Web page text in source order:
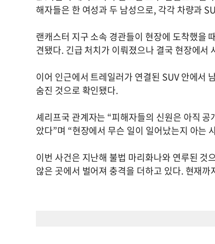
해자들은 한 여성과 두 남성으로, 각각 차량과
랜캐스터 지구 소속 경관들이 현장에 도착했을
견됐다. 긴급 처치가 이뤄졌으나 결국 현장에서
이어 인근에서 트레일러가 연결된 SUV 안에서
숨진 것으로 확인됐다.
셰리프국 관계자는 “피해자들의 신원은 아직
았다”며 “현장에서 무슨 일이 일어났는지 아는
이번 사건은 지난해 불법 마리화나와 연루된 것
않은 곳에서 벌어져 충격을 더하고 있다. 현재